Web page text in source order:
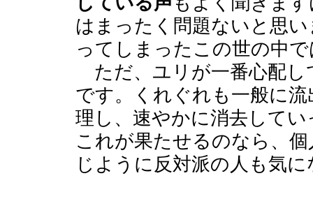
はまったく問題ないと思
ってしまったこの世の中
ただ、ユリが一番心配し
です。くれぐれも一般に
理し、速やかに消去して
これが果たせるのなら、
じように反対派の人も気